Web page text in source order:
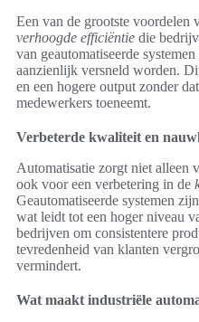
Een van de grootste voordelen
verhoogde efficiëntie die
van geautomatiseerde
aanzienlijk versneld worden.
en een hogere output zonder
medewerkers toeneemt.
Verbeterde kwaliteit en
Automatisatie zorgt niet alleen
ook voor een verbetering in de
Geautomatiseerde systemen
wat leidt tot een hoger niveau
bedrijven om consistentere
tevredenheid van klanten
vermindert.
Wat maakt industriële